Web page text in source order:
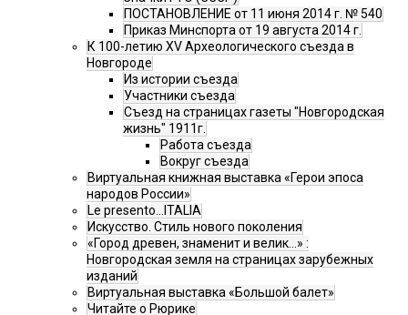
ПОСТАНОВЛЕНИЕ от 11 июня 2014 г. № 540
Приказ Минспорта от 19 августа 2014 г.
К 100-летию XV Археологического съезда в
Новгороде
Из истории съезда
Участники съезда
Cъезд на страницах газеты "Новгородская
жизнь" 1911г.
Работа съезда
Вокруг съезда
Виртуальная книжная выставка «Герои эпоса
народов России»
Le presento...ITALIA
Искусство. Стиль нового поколения
«Город древен, знаменит и велик…» :
Новгородская земля на страницах зарубежных
изданий
Виртуальная выставка «Большой балет»
Читайте о Рюрике